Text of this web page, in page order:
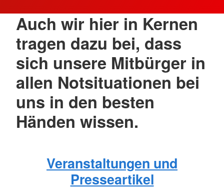
Auch wir hier in Kernen
tragen dazu bei, dass
sich unsere Mitbürger in
allen Notsituationen bei
uns in den besten
Händen wissen.
Veranstaltungen und
Presseartikel